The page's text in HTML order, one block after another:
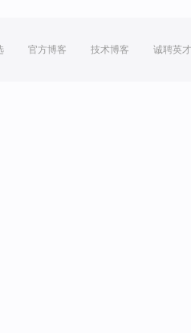
官方博客 技术博客 诚聘英才